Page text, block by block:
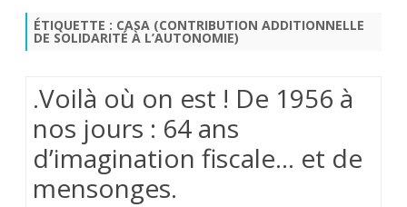
ÉTIQUETTE : CASA (CONTRIBUTION ADDITIONNELLE
DE SOLIDARITÉ À L’AUTONOMIE)
.Voilà où on est ! De 1956 à
nos jours : 64 ans
d’imagination fiscale… et de
mensonges.